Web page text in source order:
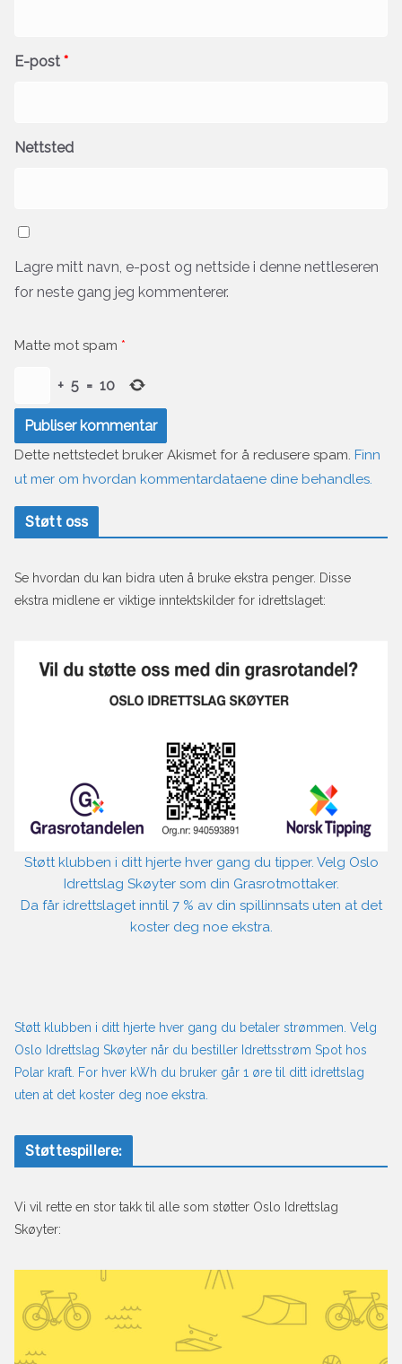
E-post *
Nettsted
Lagre mitt navn, e-post og nettside i denne nettleseren
for neste gang jeg kommenterer.
Matte mot spam *
+ 5 = 10
Dette nettstedet bruker Akismet for å redusere spam. Finn
ut mer om hvordan kommentardataene dine behandles.
Støtt oss
Se hvordan du kan bidra uten å bruke ekstra penger. Disse
ekstra midlene er viktige inntektskilder for idrettslaget:
Støtt klubben i ditt hjerte hver gang du tipper. Velg Oslo
Idrettslag Skøyter som din Grasrotmottaker.
Da får idrettslaget inntil 7 % av din spillinnsats uten at det
koster deg noe ekstra.
Støtt klubben i ditt hjerte hver gang du betaler strømmen. Velg
Oslo Idrettslag Skøyter når du bestiller Idrettsstrøm Spot hos
Polar kraft. For hver kWh du bruker går 1 øre til ditt idrettslag
uten at det koster deg noe ekstra.
Støttespillere:
Vi vil rette en stor takk til alle som støtter Oslo Idrettslag
Skøyter: